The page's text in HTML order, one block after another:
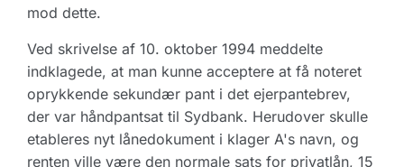
mod dette.
Ved skrivelse af 10. oktober 1994 meddelte
indklagede, at man kunne acceptere at få noteret
oprykkende sekundær pant i det ejerpantebrev,
der var håndpantsat til Sydbank. Herudover skulle
etableres nyt lånedokument i klager A's navn, og
renten ville være den normale sats for privatlån, 15